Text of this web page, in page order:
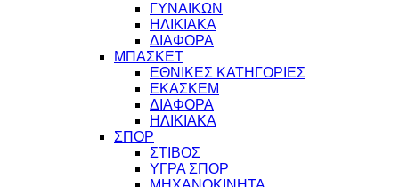
ΓΥΝΑΙΚΩΝ
ΗΛΙΚΙΑΚΑ
ΔΙΑΦΟΡΑ
ΜΠΑΣΚΕΤ
ΕΘΝΙΚΕΣ ΚΑΤΗΓΟΡΙΕΣ
ΕΚΑΣΚΕΜ
ΔΙΑΦΟΡΑ
ΗΛΙΚΙΑΚΑ
ΣΠΟΡ
ΣΤΙΒΟΣ
ΥΓΡΑ ΣΠΟΡ